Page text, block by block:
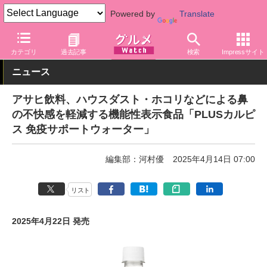
Powered by Translate
カテゴリ 過去記事 検索 Impressサイト
グルメ Watch メーカー 飲料・アルコール アサヒ
ニュース
アサヒ飲料、ハウスダスト・ホコリなどによる鼻
の不快感を軽減する機能性表示食品「PLUSカルピ
ス 免疫サポートウォーター」
編集部：河村優 2025年4月14日 07:00
リスト
2025年4月22日 発売